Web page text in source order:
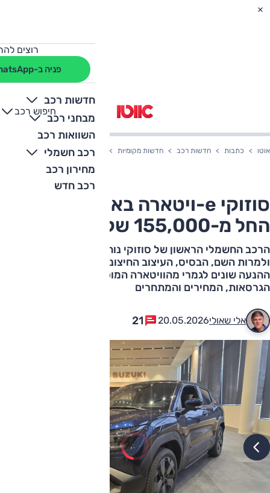
רוצים
פניה ב-WhatsApp
חדשות רכב
מבחני רכב
השוואות רכב
רכב חשמלי
מחירון רכב
רכב חדש
חיפוש רכב
+
-
אוטו כתבות חדשות רכב חדשות מקומיות סוזוקי e-ויטארה בארץ – המחיר החל מ-155,000 שקלים
סוזוקי e-ויטארה בארץ – המחיר
החל מ-155,000 שקלים
הרכב החשמלי הראשון של סוזוקי נוחת בארץ עם שם מוכר,
ולמרות השם, הבסיס, העיצוב החיצוני, סביבת הנהג ומערכות
ההנעה שונים לגמרי מהוויטארה המוכר. כל הפרטים על
הגרסאות, המחירים והמתחרים
אלי שאולי20.05.2026
21